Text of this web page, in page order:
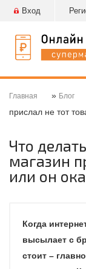
Вход
Главная » Блог
прислал не тот
Что
магазин
или он
Когда
высылает с
стоит –